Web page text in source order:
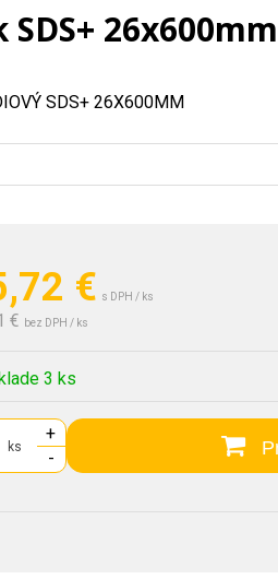
26x600mm
€ s DPH / ks
€ bez DPH / ks
3 ks
ks
+
-
SDS+ 26X600MM